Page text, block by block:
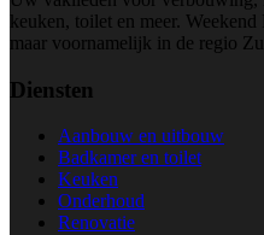
keuken, toilet en meer.
maar voornamelijk in de regio
Diensten
Aanbouw en uitbouw
Badkamer en toilet
Keuken
Onderhoud
Renovatie